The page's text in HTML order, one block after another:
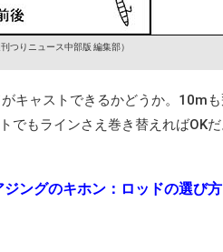
刊つりニュース中部版 編集部）
キャストできるかどうか。10m
もラインさえ巻き替えればOKだ
ジングのキホン：ロッドの選び